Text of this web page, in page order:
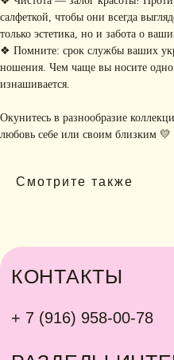
салфеткой, чтобы они всегда
только эстетика, но и забота о
❖ Помните: срок службы ваших
ношения. Чем чаще вы носите
изнашивается.
Окунитесь в разнообразие
любовь себе или своим близким 💛
Смотрите также
Сайт разработан
Digital-Step